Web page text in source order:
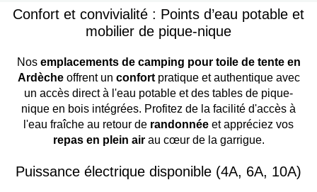
Confort et convivialité : Points d’eau potable et
mobilier de pique-nique
Nos emplacements de camping pour toile de tente en
Ardècheoffrent un confortpratique et authentique avec
un accès direct à l'eau potable et des tables de pique-
nique en bois intégrées. Profitez de la facilité d'accès à
l'eau fraîche au retour de randonnée et appréciez vos
repas en plein airau cœur de la garrigue.
Puissance électrique disponible (4A, 6A, 10A)